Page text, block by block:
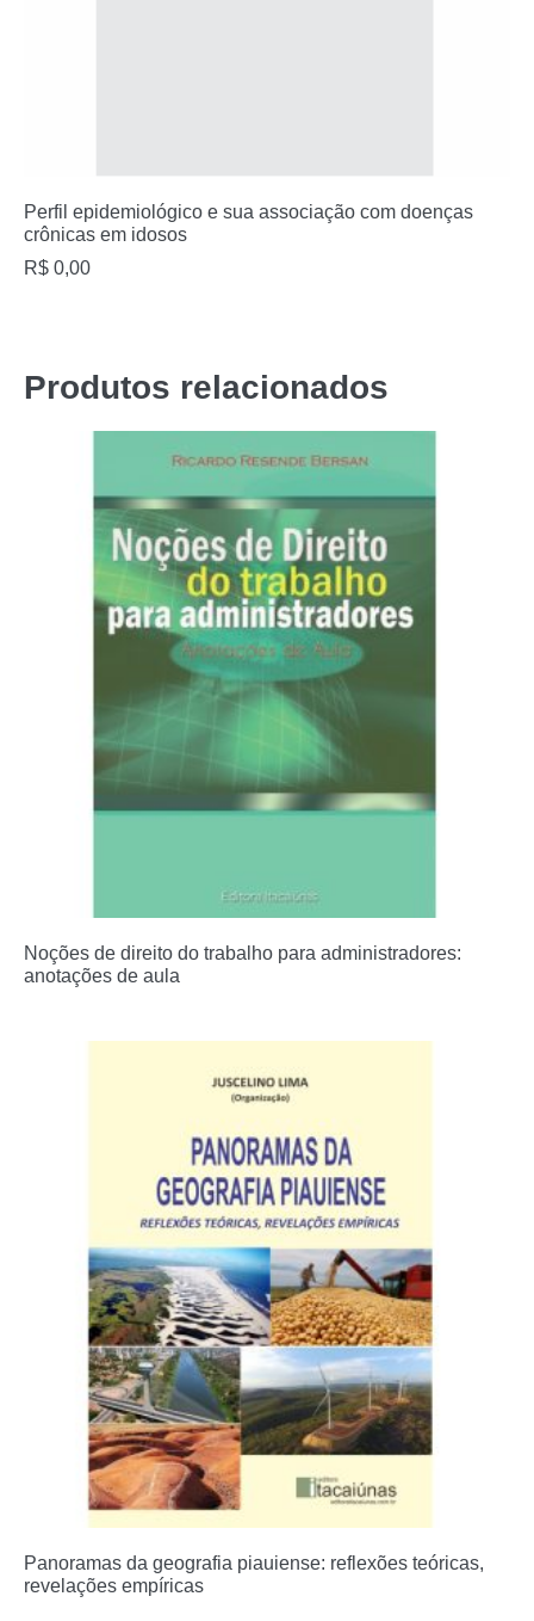
Perfil epidemiológico e sua associação com doenças
crônicas em idosos
R$ 0,00
Produtos relacionados
Noções de direito do trabalho para administradores:
anotações de aula
Panoramas da geografia piauiense: reflexões teóricas,
revelações empíricas